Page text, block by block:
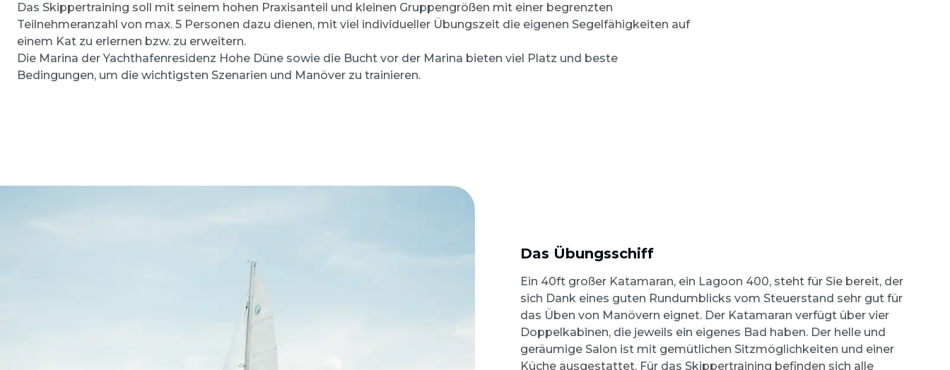
Das Skippertraining soll mit seinem hohen Praxisanteil und kleinen Gruppengrößen mit einer begrenzten
Teilnehmeranzahl von max. 5 Personen dazu dienen, mit viel individueller Übungszeit die eigenen Segelfähigkeiten auf
einem Kat zu erlernen bzw. zu erweitern.
Die Marina der Yachthafenresidenz Hohe Düne sowie die Bucht vor der Marina bieten viel Platz und beste
Bedingungen, um die wichtigsten Szenarien und Manöver zu trainieren.
Das Übungsschiff
Ein 40ft großer Katamaran, ein Lagoon 400, steht für Sie bereit, der
sich Dank eines guten Rundumblicks vom Steuerstand sehr gut für
das Üben von Manövern eignet. Der Katamaran verfügt über vier
Doppelkabinen, die jeweils ein eigenes Bad haben. Der helle und
geräumige Salon ist mit gemütlichen Sitzmöglichkeiten und einer
Küche ausgestattet. Für das Skippertraining befinden sich alle